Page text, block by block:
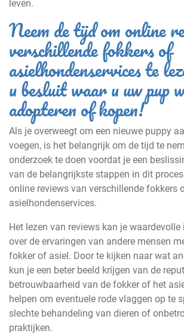
leven.
Neem de tijd om online
verschillende fokkers of
asielhondenservices te
u besluit waar u uw pup
adopteren of kopen!
Als je overweegt om een nieuwe puppy
voegen, is het belangrijk om de tijd te
onderzoek te doen voordat je een
van de belangrijkste stappen in dit
online reviews van verschillende fokkers
asielhondenservices.
Het lezen van reviews kan je waardevolle
over de ervaringen van andere mensen
fokker of asiel. Door te kijken naar wat
kun je een beter beeld krijgen van de
betrouwbaarheid van de fokker of het
helpen om eventuele rode vlaggen op te
slechte behandeling van dieren of
praktijken.